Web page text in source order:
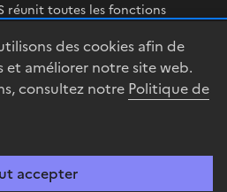
des cookies afin de
et améliorer notre site web.
consultez notre Politique de
accepter
réunit toutes les fonctions
Mentions légales